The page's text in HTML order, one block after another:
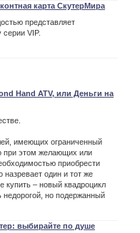
карта СкутерМира
представляет
серии VIP.
Hand ATV, или Деньги на
имеющих ограниченный
при этом желающих или
приобрести
назревает один и тот же
купить – новый квадроцикл
недорогой, но подержанный
выбирайте по душе